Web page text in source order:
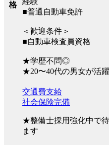
格
■普通自動車免許
＜歓迎条件＞
■自動車検査員資格
★学歴不問◎
★20〜40代の男女が活
交通費支給
社会保険完備
★整備士採用強化中で
ます